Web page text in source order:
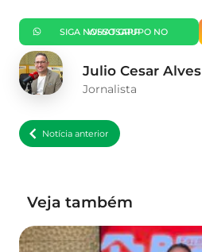
SIGA NOSSO GRUPO NO WHATSAPP
Julio Cesar Alves
Jornalista
Notícia anterior
Veja também